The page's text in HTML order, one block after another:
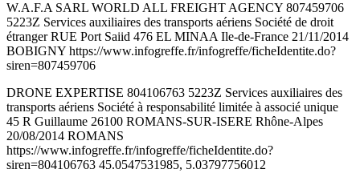
W.A.F.A SARL WORLD ALL FREIGHT AGENCY 807459706
5223Z Services auxiliaires des transports aériens Société de droit
étranger RUE Port Saiid 476 EL MINAA Ile-de-France 21/11/2014
BOBIGNY https://www.infogreffe.fr/infogreffe/ficheIdentite.do?
siren=807459706
DRONE EXPERTISE 804106763 5223Z Services auxiliaires des
transports aériens Société à responsabilité limitée à associé unique
45 R Guillaume 26100 ROMANS-SUR-ISERE Rhône-Alpes
20/08/2014 ROMANS
https://www.infogreffe.fr/infogreffe/ficheIdentite.do?
siren=804106763 45.0547531985, 5.03797756012